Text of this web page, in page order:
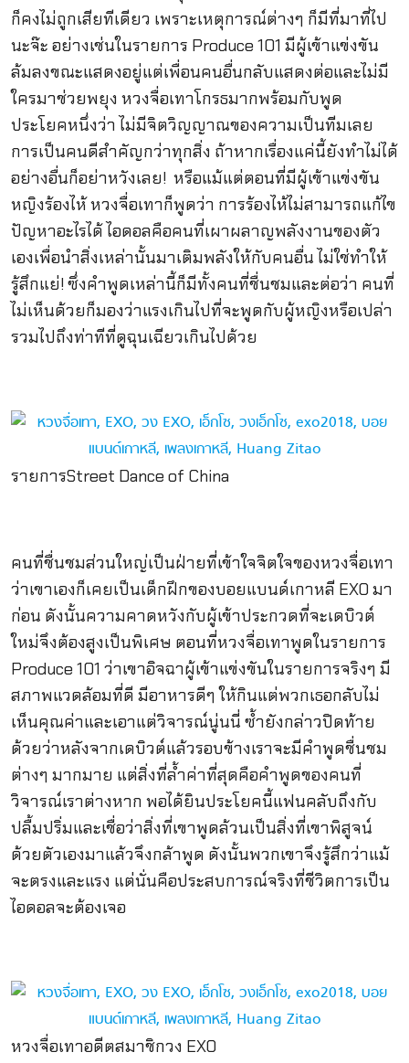
ก็คงไม่ถูกเสียทีเดียว เพราะเหตุการณ์ต่างๆ ก็มีที่มาที่ไป
นะจ๊ะ อย่างเช่นในรายการ Produce 101 มีผู้เข้าแข่งขัน
ล้มลงขณะแสดงอยู่แต่เพื่อนคนอื่นกลับแสดงต่อและไม่มี
ใครมาช่วยพยุง หวงจื่อเทาโกรธมากพร้อมกับพูด
ประโยคหนึ่งว่า ไม่มีจิตวิญญาณของความเป็นทีมเลย
การเป็นคนดีสำคัญกว่าทุกสิ่ง ถ้าหากเรื่องแค่นี้ยังทำไม่ได้
อย่างอื่นก็อย่าหวังเลย! หรือแม้แต่ตอนที่มีผู้เข้าแข่งขัน
หญิงร้องไห้ หวงจื่อเทาก็พูดว่า การร้องไห้ไม่สามารถแก้ไข
ปัญหาอะไรได้ ไอดอลคือคนที่เผาผลาญพลังงานของตัว
เองเพื่อนำสิ่งเหล่านั้นมาเติมพลังให้กับคนอื่น ไม่ใช่ทำให้
รู้สึกแย่! ซึ่งคำพูดเหล่านี้ก็มีทั้งคนที่ชื่นชมและต่อว่า คนที่
ไม่เห็นด้วยก็มองว่าแรงเกินไปที่จะพูดกับผู้หญิงหรือเปล่า
รวมไปถึงท่าทีที่ดูฉุนเฉียวเกินไปด้วย
รายการStreet Dance of China
คนที่ชื่นชมส่วนใหญ่เป็นฝ่ายที่เข้าใจจิตใจของหวงจื่อเทา
ว่าเขาเองก็เคยเป็นเด็กฝึกของบอยแบนด์เกาหลี EXO มา
ก่อน ดังนั้นความคาดหวังกับผู้เข้าประกวดที่จะเดบิวต์
ใหม่จึงต้องสูงเป็นพิเศษ ตอนที่หวงจื่อเทาพูดในรายการ
Produce 101 ว่าเขาอิจฉาผู้เข้าแข่งขันในรายการจริงๆ มี
สภาพแวดล้อมที่ดี มีอาหารดีๆ ให้กินแต่พวกเธอกลับไม่
เห็นคุณค่าและเอาแต่วิจารณ์นู่นนี่ ซ้ำยังกล่าวปิดท้าย
ด้วยว่าหลังจากเดบิวต์แล้วรอบข้างเราจะมีคำพูดชื่นชม
ต่างๆ มากมาย แต่สิ่งที่ล้ำค่าที่สุดคือคำพูดของคนที่
วิจารณ์เราต่างหาก พอได้ยินประโยคนี้แฟนคลับถึงกับ
ปลื้มปริ่มและเชื่อว่าสิ่งที่เขาพูดล้วนเป็นสิ่งที่เขาพิสูจน์
ด้วยตัวเองมาแล้วจึงกล้าพูด ดังนั้นพวกเขาจึงรู้สึกว่าแม้
จะตรงและแรง แต่นั่นคือประสบการณ์จริงที่ชีวิตการเป็น
ไอดอลจะต้องเจอ
หวงจื่อเทาอดีตสมาชิกวง EXO